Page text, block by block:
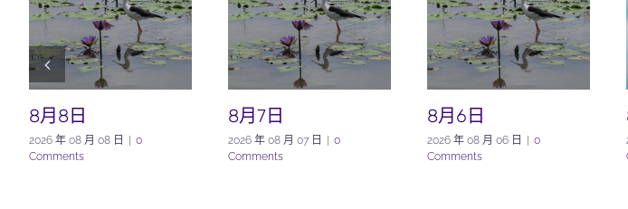
8月8日
2026 年 08 月 08 日 | 0
Comments
8月7日
2026 年 08 月 07 日 | 0
Comments
8月6日
2026 年 08 月 06 日 | 0
Comments